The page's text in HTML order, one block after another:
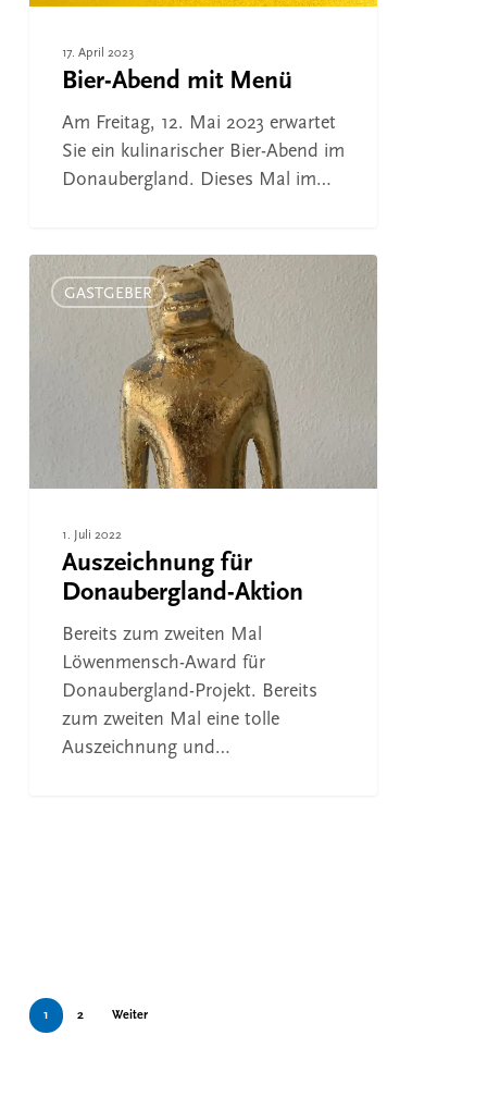
17. April 2023
Bier-Abend mit Menü
Am Freitag, 12. Mai 2023 erwartet
Sie ein kulinarischer Bier-Abend im
Donaubergland. Dieses Mal im…
Auszeichnung
für
Donaubergland-
GASTGEBER
1. Juli 2022
Auszeichnung für
Donaubergland-Aktion
Bereits zum zweiten Mal
Löwenmensch-Award für
Donaubergland-Projekt. Bereits
zum zweiten Mal eine tolle
Auszeichnung und…
1 2 Weiter